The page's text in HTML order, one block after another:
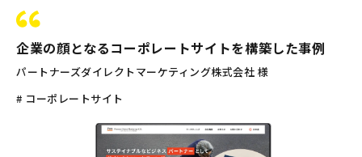
企業の顔となるコーポレートサイトを構築した事例
パートナーズダイレクトマーケティング株式会社 様
# コーポレートサイト